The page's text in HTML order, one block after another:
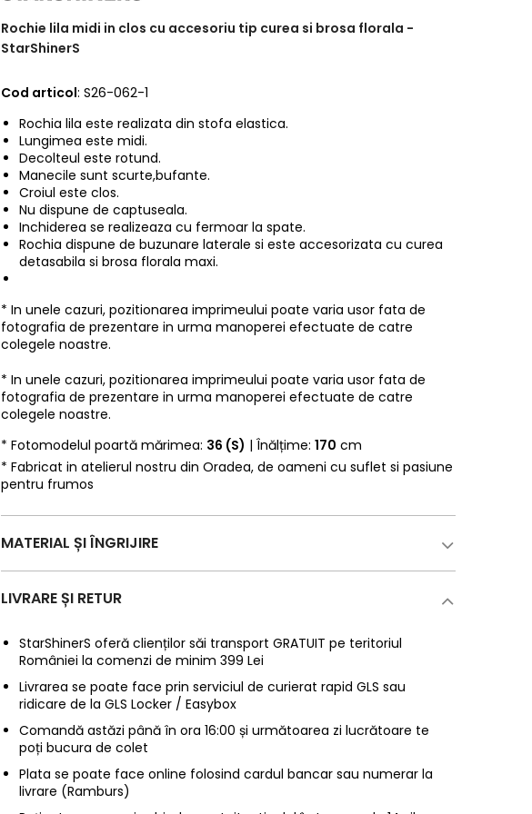
Rochie lila midi in clos cu accesoriu tip curea si brosa florala -
StarShinerS
Cod articol: S26-062-1
Rochia lila este realizata din stofa elastica.
Lungimea este midi.
Decolteul este rotund.
Manecile sunt scurte,bufante.
Croiul este clos.
Nu dispune de captuseala.
Inchiderea se realizeaza cu fermoar la spate.
Rochia dispune de buzunare laterale si este accesorizata cu curea
detasabila si brosa florala maxi.
* In unele cazuri, pozitionarea imprimeului poate varia usor fata de
fotografia de prezentare in urma manoperei efectuate de catre
colegele noastre.
* In unele cazuri, pozitionarea imprimeului poate varia usor fata de
fotografia de prezentare in urma manoperei efectuate de catre
colegele noastre.
* Fotomodelul poartă mărimea: 36 (S) | Înălțime:170 cm
* Fabricat in atelierul nostru din Oradea, de oameni cu suflet si pasiune
pentru frumos
MATERIAL ȘI ÎNGRIJIRE
LIVRARE ȘI RETUR
StarShinerS oferă clienților săi transport GRATUIT pe teritoriul
României la comenzi de minim 399 Lei
Livrarea se poate face prin serviciul de curierat rapid GLS sau
ridicare de la GLS Locker / Easybox
Comandă astăzi până în ora 16:00 și următoarea zi lucrătoare te
poți bucura de colet
Plata se poate face online folosind cardul bancar sau numerar la
livrare (Ramburs)